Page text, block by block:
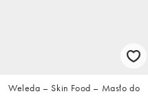
Weleda – Skin Food – Masło do